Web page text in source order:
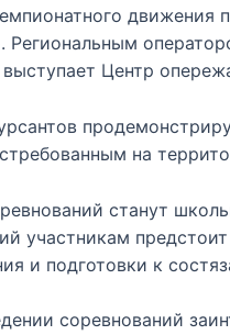
движения
Региональным
выступает Центр
на
станут
участникам
и подготовки к
соревнований